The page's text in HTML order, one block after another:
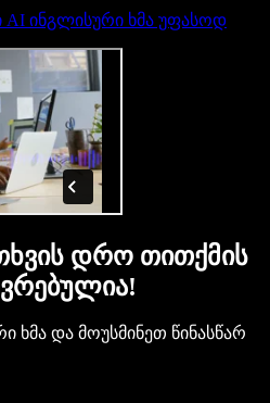
AI ინგლისური ხმა უფასოდ
დრო თითქმის
ხმა და მოუსმინეთ წინასწარ